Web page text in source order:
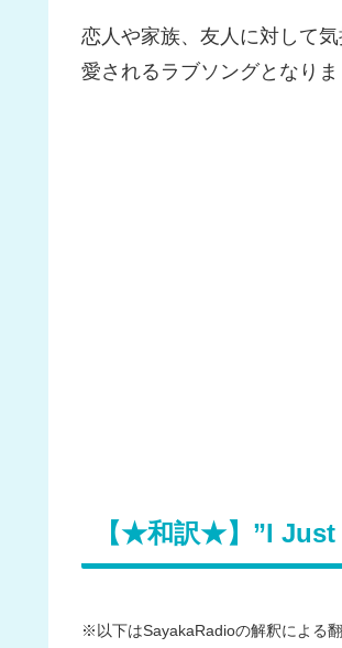
恋人や家族、友人に対して
愛されるラブソングとなりま
【★和訳★】”I
※以下はSayakaRadioの解釈による翻